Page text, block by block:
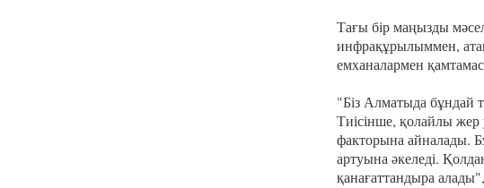
Тағы бір маңызды
инфрақұрылыммен,
емханалармен
"Біз Алматыда бұндай
Тиісінше, қолайлы
факторына айналады.
артуына әкеледі.
қанағаттандыра